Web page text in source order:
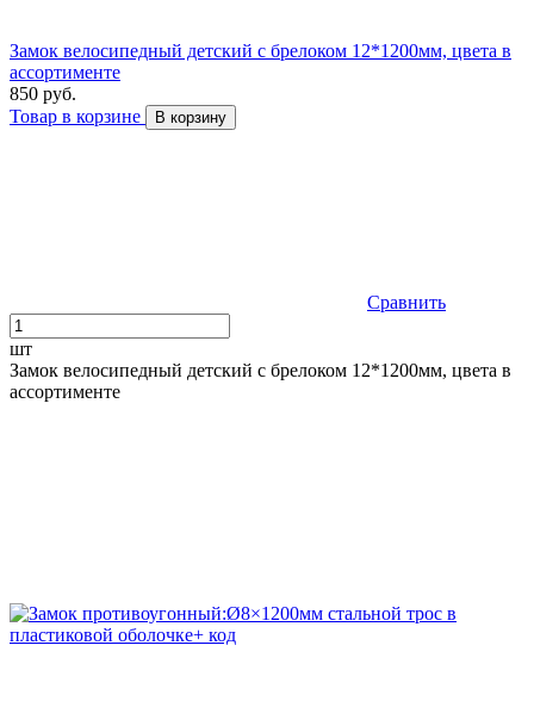
Замок велосипедный детский c брелоком 12*1200мм, цвета в
ассортименте
850 руб.
Товар в корзине
В корзину
Сравнить
шт
Замок велосипедный детский c брелоком 12*1200мм, цвета в
ассортименте